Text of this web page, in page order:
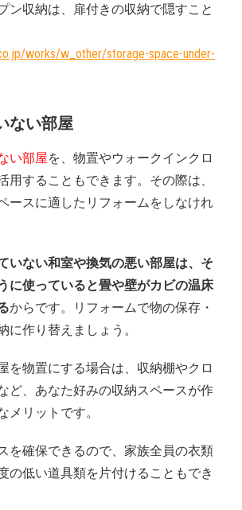
ン収納は、扉付きの収納で隠すこと
works/w_other/storage-space-under-
ない部屋
い部屋を、物置やウォークインクロ
用することもできます。その際は、
ースに適したリフォームをしなけれ
いない和室や換気の悪い部屋は、そ
に使っていると畳や壁がカビの温床
からです。リフォームで物の保存・
に作り替えましょう。
を物置にする場合は、収納棚やクロ
ど、あなた好みの収納スペースが作
メリットです。
を確保できるので、家族全員の衣類
の低い道具類を片付けることもでき